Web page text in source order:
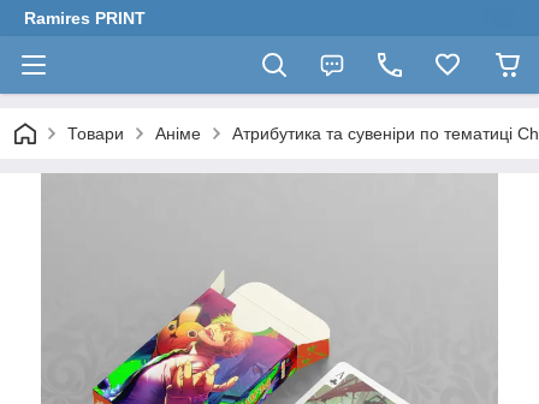
Ramires PRINT
Товари Аніме Атрибутика та сувеніри по тематиці